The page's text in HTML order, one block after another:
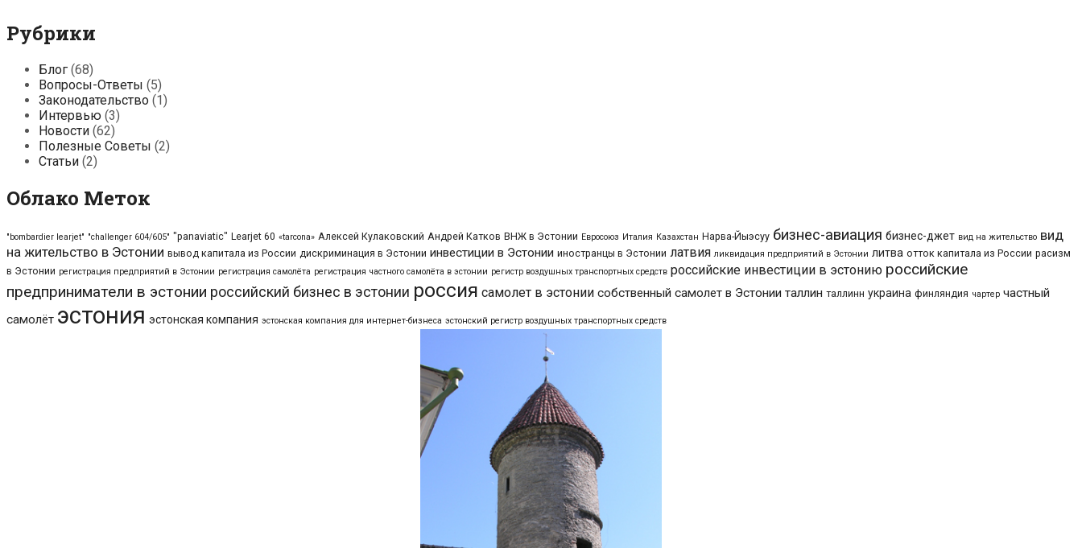
Рубрики
Блог (68)
Вопросы-Ответы (5)
Законодательство (1)
Интервью (3)
Новости (62)
Полезные Советы (2)
Статьи (2)
Облако Меток
"bombardier learjet" "challenger 604/605" "panaviatic" Learjet 60 «tarcona» Алексей Кулаковский Андрей Катков ВНЖ в Эстонии Евросоюз Италия Казахстан Нарва-Йыэсуу бизнес-авиация бизнес-джет вид на жительство вид
на жительство в Эстонии вывод капитала из России дискриминация в Эстонии инвестиции в Эстонии иностранцы в Эстонии латвия ликвидация предприятий в Эстонии литва отток капитала из России расизм
в Эстонии регистрация предприятий в Эстонии регистрация самолёта регистрация частного самолёта в эстонии регистр воздушных транспортных средств российские инвестиции в эстонию российские
предприниматели в эстонии российский бизнес в эстонии россия самолет в эстонии собственный самолет в Эстонии таллин таллинн украина финляндия чартер частный
самолёт эстония эстонская компания эстонская компания для интернет-бизнеса эстонский регистр воздушных транспортных средств